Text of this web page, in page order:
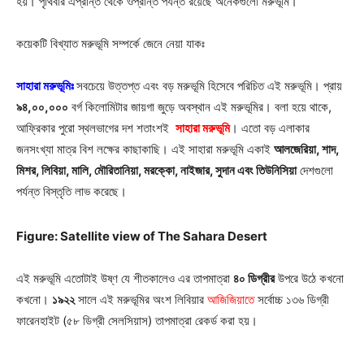
কয়েকটি বিখ্যাত মরুভূমি সম্পর্কে জেনে নেয়া যাকঃ
সাহারা মরুভূমিঃসবচেয়ে উত্তপ্ত এবং বড় মরুভূমি হিসেবে পরিচিত এই মরুভূমি। প্রায়
৯৪,০০,০০০ বর্গ কিলোমিটার জায়গা জুড়ে অবস্থান এই মরুভূমির। বলা হয়ে থাকে,
আফ্রিকার পুরো স্থলভাগের দশ শতাংশই সাহারা মরুভূমি। এতো বড় এলাকার
জনসংখ্যা মাত্র বিশ লক্ষের কাছাকাছি। এই সাহারা মরুভূমি একাই আলজেরিয়া, শাদ,
মিশর, লিবিয়া, মালি, মৌরিতানিয়া, মরক্কো, নাইজার, সুদান এবং তিউনিসিয়াদেশগুলো
পর্যন্ত বিস্তৃতি লাভ করেছে।
Figure: Satellite view of The Sahara Desert
এই মরুভূমি এতোটাই উষ্ণ যে শীতকালেও এর তাপমাত্রা ৪০ ডিগ্রীরউপরে উঠে কখনো
কখনো। ১৯২২সালে এই মরুভূমির অংশ লিবিয়ার আজিজিয়াতেসর্বোচ্চ ১৩৬ ডিগ্রী
ফারেনহাইট (৫৮ ডিগ্রী সেলসিয়াস) তাপমাত্রা রেকর্ড করা হয়।